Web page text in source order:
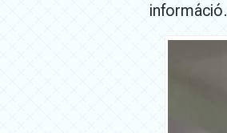
információ.